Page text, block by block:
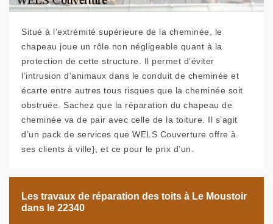
Situé à l’extrémité supérieure de la cheminée, le
chapeau joue un rôle non négligeable quant à la
protection de cette structure. Il permet d’éviter
l’intrusion d’animaux dans le conduit de cheminée et
écarte entre autres tous risques que la cheminée soit
obstruée. Sachez que la réparation du chapeau de
cheminée va de pair avec celle de la toiture. Il s’agit
d’un pack de services que WELS Couverture offre à
ses clients à ville}, et ce pour le prix d’un.
Les travaux de réparation des toits à Le Moustoir
dans le 22340